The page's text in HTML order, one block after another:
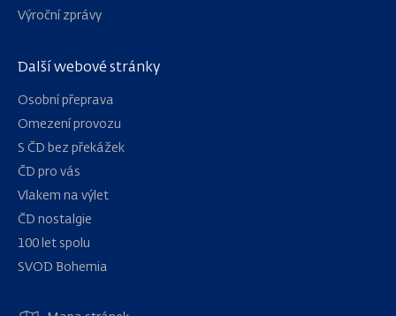
Další webové stránky
Osobní přeprava
Omezení provozu
S ČD bez překážek
ČD pro vás
Vlakem na výlet
ČD nostalgie
100 let spolu
SVOD Bohemia
Výroční zprávy